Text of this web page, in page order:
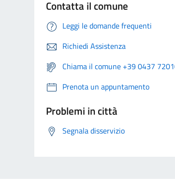
Contatta il comune
Leggi le domande frequenti
Richiedi Assistenza
Chiama il comune +39 0437
Prenota un appuntamento
Problemi in città
Segnala disservizio